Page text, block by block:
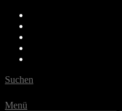
Suchen
Menü